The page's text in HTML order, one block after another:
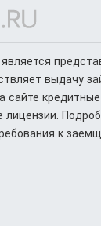
выдачу
сайте
к